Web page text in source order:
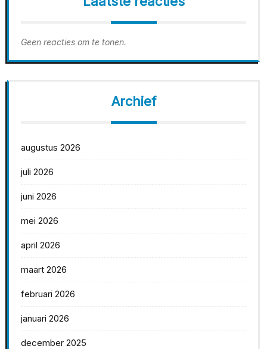
Geen reacties om te tonen.
Archief
augustus 2026
juli 2026
juni 2026
mei 2026
april 2026
maart 2026
februari 2026
januari 2026
december 2025